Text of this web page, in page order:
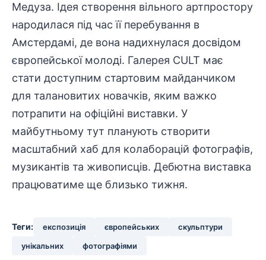
Медуза. Ідея створення вільного артпростору
народилася під час її перебування в
Амстердамі, де вона надихнулася досвідом
європейської молоді. Галерея CULT має
стати доступним стартовим майданчиком
для талановитих новачків, яким важко
потрапити на офіційні виставки. У
майбутньому тут планують створити
масштабний хаб для колаборацій фотографів,
музикантів та живописців. Дебютна виставка
працюватиме ще близько тижня.
Теги: експозиція європейських
скульптури
унікальних
фотографіями